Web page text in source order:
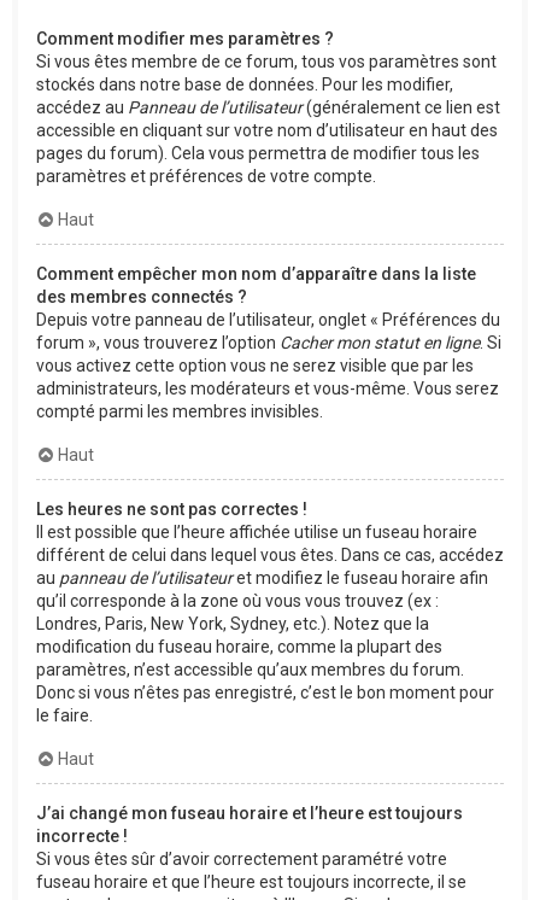
Comment modifier mes paramètres ?
Si vous êtes membre de ce forum, tous vos paramètres sont
stockés dans notre base de données. Pour les modifier,
accédez au Panneau de l’utilisateur(généralement ce lien est
accessible en cliquant sur votre nom d’utilisateur en haut des
pages du forum). Cela vous permettra de modifier tous les
paramètres et préférences de votre compte.
Haut
Comment empêcher mon nom d’apparaître dans la liste
des membres connectés ?
Depuis votre panneau de l’utilisateur, onglet « Préférences du
forum », vous trouverez l’option Cacher mon statut en ligne. Si
vous activez cette option vous ne serez visible que par les
administrateurs, les modérateurs et vous-même. Vous serez
compté parmi les membres invisibles.
Haut
Les heures ne sont pas correctes !
Il est possible que l’heure affichée utilise un fuseau horaire
différent de celui dans lequel vous êtes. Dans ce cas, accédez
au panneau de l’utilisateuret modifiez le fuseau horaire afin
qu’il corresponde à la zone où vous vous trouvez (ex :
Londres, Paris, New York, Sydney, etc.). Notez que la
modification du fuseau horaire, comme la plupart des
paramètres, n’est accessible qu’aux membres du forum.
Donc si vous n’êtes pas enregistré, c’est le bon moment pour
le faire.
Haut
J’ai changé mon fuseau horaire et l’heure est toujours
incorrecte !
Si vous êtes sûr d’avoir correctement paramétré votre
fuseau horaire et que l’heure est toujours incorrecte, il se